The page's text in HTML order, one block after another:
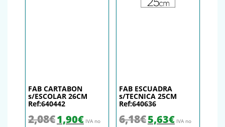
FAB CARTABON
s/ESCOLAR 26CM
Ref:640442
2,08€ El precio original era: 2,08€.
1,90€El precio actual es: 1,90€.
IVA no
FAB ESCUADRA
s/TECNICA 25CM
Ref:640636
6,18€ El precio original era: 6,18€.
5,63€El precio actual
IVA no